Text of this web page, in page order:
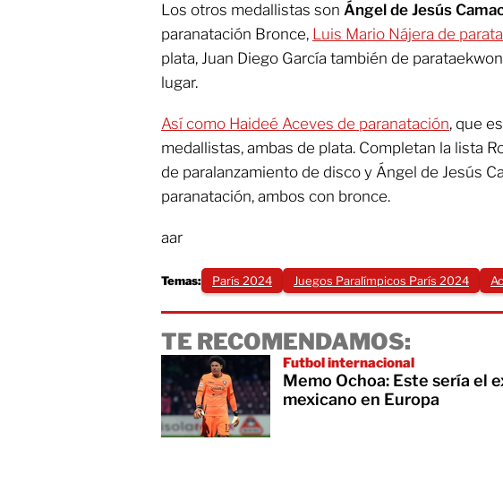
Los otros medallistas son Ángel de Jesús
paranatación Bronce, Luis Mario Nájera de
plata, Juan Diego García también de
lugar.
Así como Haideé Aceves de paranatación, que
medallistas, ambas de plata. Completan la lista
de paralanzamiento de disco y Ángel de Jesús
paranatación, ambos con bronce.
aar
Temas: París 2024 Juegos Paralímpicos París 2024
TE RECOMENDAMOS:
Futbol internacional
Memo Ochoa: Este sería el
mexicano en Europa